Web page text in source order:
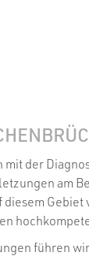
der
am
führen